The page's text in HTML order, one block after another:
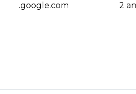
.google.com 2